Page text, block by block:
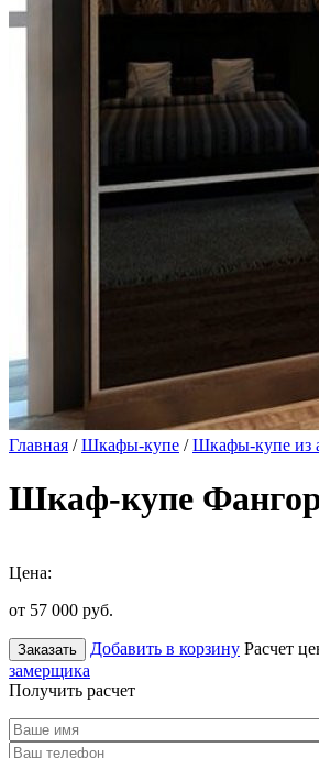
Главная /Шкафы-купе /Шкафы-купе из
Шкаф-купе
Цена:
от 57 000 руб.
Заказать Добавить в корзину Расчет
замерщика
Получить расчет